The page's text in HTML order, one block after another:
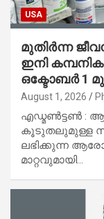
USA
മുതിർന്ന
ഇനി
ഒക്ടോബർ 1
August 1, 2026
എഡ്മൺട്ടൺ :
കൂടുതലുമുള്ള
ലഭിക്കുന്ന
മാറ്റവുമായി…